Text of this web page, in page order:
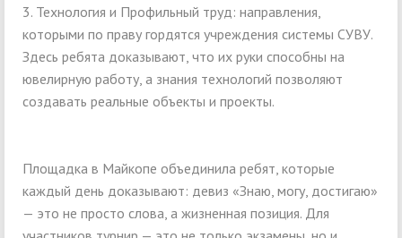
3. Технология и Профильный труд: направления,
которыми по праву гордятся учреждения системы СУВУ.
Здесь ребята доказывают, что их руки способны на
ювелирную работу, а знания технологий позволяют
создавать реальные объекты и проекты.
Площадка в Майкопе объединила ребят, которые
каждый день доказывают: девиз «Знаю, могу, достигаю»
— это не просто слова, а жизненная позиция. Для